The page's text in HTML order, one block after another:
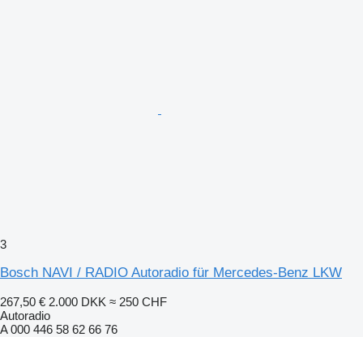
3
Bosch NAVI / RADIO Autoradio für Mercedes-Benz LKW
267,50 € 2.000 DKK ≈ 250 CHF
Autoradio
A 000 446 58 62 66 76